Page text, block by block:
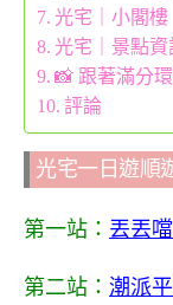
光宅｜小閣樓
光宅｜景點資
📸 跟著滿分
評論
光宅一日遊順
第一站： 丟丟
第二站： 潮派